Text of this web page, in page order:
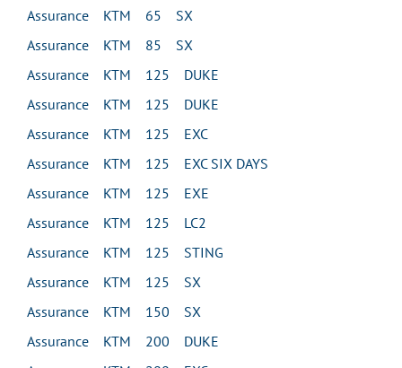
Assurance KTM 65 SX
Assurance KTM 85 SX
Assurance KTM 125 DUKE
Assurance KTM 125 DUKE
Assurance KTM 125 EXC
Assurance KTM 125 EXC SIX DAYS
Assurance KTM 125 EXE
Assurance KTM 125 LC2
Assurance KTM 125 STING
Assurance KTM 125 SX
Assurance KTM 150 SX
Assurance KTM 200 DUKE